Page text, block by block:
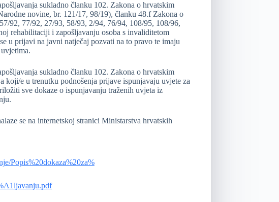
sukladno članku 102. Zakona o hrvatskim
novine, br. 121/17, 98/19), članku 48.f Zakona o
92, 77/92, 27/93, 58/93, 2/94, 76/94, 108/95, 108/96,
rehabilitaciji i zapošljavanju osoba s invaliditetom
u prijavi na javni natječaj pozvati na to pravo te imaju
sukladno članku 102. Zakona o hrvatskim
e u trenutku podnošenja prijave ispunjavaju uvjete za
sve dokaze o ispunjavanju traženih uvjeta iz
se na internetskoj stranici Ministarstva hrvatskih
Popis%20dokaza%20za%